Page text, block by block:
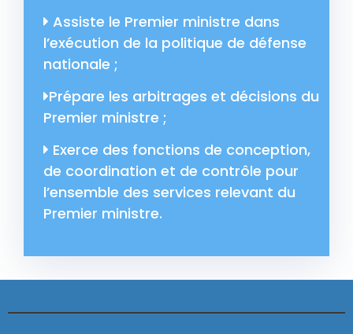
Assiste le Premier ministre dans
l’exécution de la politique de défense
nationale ;
Prépare les arbitrages et décisions du
Premier ministre ;
Exerce des fonctions de conception,
de coordination et de contrôle pour
l’ensemble des services relevant du
Premier ministre.